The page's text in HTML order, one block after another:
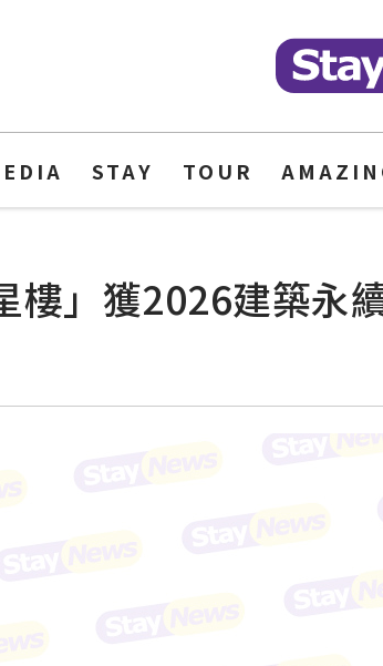
STAY TOUR
樓」獲2026建築